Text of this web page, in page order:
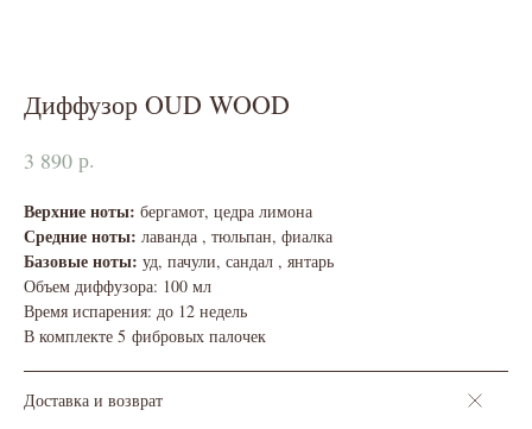
Диффузор OUD WOOD
3 890 р.
Верхние ноты: бергамот, цедра лимона
Средние ноты: лаванда , тюльпан, фиалка
Базовые ноты: уд, пачули, сандал , янтарь
Объем диффузора: 100 мл
Время испарения: до 12 недель
В комплекте 5 фибровых палочек
Доставка и возврат